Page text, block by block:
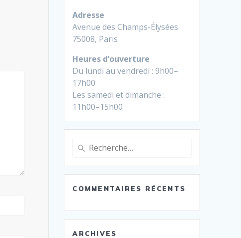
Adresse
Avenue des Champs-Élysées
75008, Paris
Heures d’ouverture
Du lundi au vendredi : 9h00–
17h00
Les samedi et dimanche :
11h00–15h00
Recherche
pour
:
COMMENTAIRES RÉCENTS
ARCHIVES